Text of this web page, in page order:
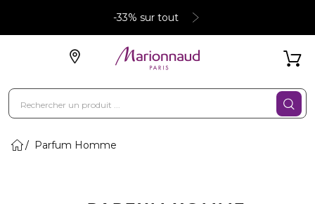
-33% sur tout
Parfum Homme